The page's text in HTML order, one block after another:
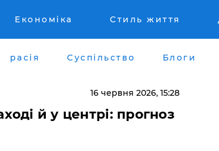
Економіка Стиль життя
расія Суспільство Блоги
16 червня 2026, 15:28
й у центрі: прогноз